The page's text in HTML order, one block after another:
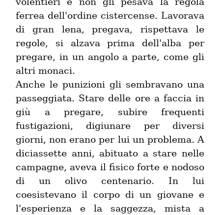
ferrea dell'ordine cistercense. Lavorava
di gran lena, pregava, rispettava le
regole, si alzava prima dell'alba per
pregare, in un angolo a parte, come gli
altri monaci.
Anche le punizioni gli sembravano una
passeggiata. Stare delle ore a faccia in
giù a pregare, subire frequenti
fustigazioni, digiunare per diversi
giorni, non erano per lui un problema. A
diciassette anni, abituato a stare nelle
campagne, aveva il fisico forte e nodoso
di un olivo centenario. In lui
coesistevano il corpo di un giovane e
l'esperienza e la saggezza, mista a